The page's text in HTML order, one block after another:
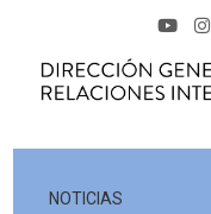
NOTICIAS